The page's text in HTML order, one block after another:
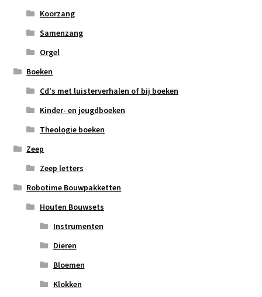
Koorzang
Samenzang
Orgel
Boeken
Cd's met luisterverhalen of bij boeken
Kinder- en jeugdboeken
Theologie boeken
Zeep
Zeep letters
Robotime Bouwpakketten
Houten Bouwsets
Instrumenten
Dieren
Bloemen
Klokken